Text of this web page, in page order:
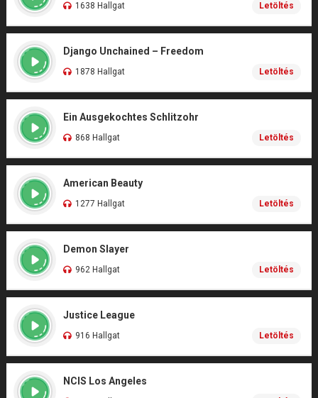
1638 Hallgat Letöltés
Django Unchained – Freedom
1878 Hallgat Letöltés
Ein Ausgekochtes Schlitzohr
868 Hallgat Letöltés
American Beauty
1277 Hallgat Letöltés
Demon Slayer
962 Hallgat Letöltés
Justice League
916 Hallgat Letöltés
NCIS Los Angeles